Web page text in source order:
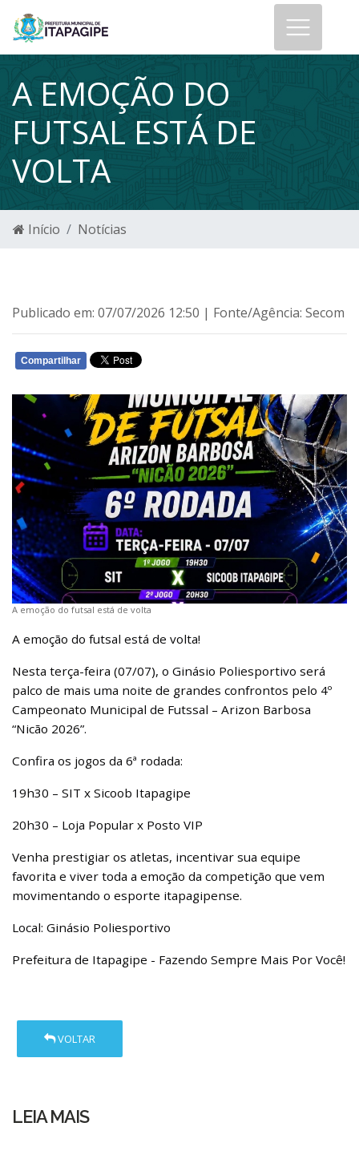
A EMOÇÃO DO
FUTSAL ESTÁ DE
VOLTA
Início Notícias
Publicado em: 07/07/2026 12:50 | Fonte/Agência: Secom
Compartilhar
A emoção do futsal está de volta
A emoção do futsal está de volta!
Nesta terça-feira (07/07), o Ginásio Poliesportivo será
palco de mais uma noite de grandes confrontos pelo 4º
Campeonato Municipal de Futssal – Arizon Barbosa
“Nicão 2026”.
Confira os jogos da 6ª rodada:
19h30 – SIT x Sicoob Itapagipe
20h30 – Loja Popular x Posto VIP
Venha prestigiar os atletas, incentivar sua equipe
favorita e viver toda a emoção da competição que vem
movimentando o esporte itapagipense.
Local: Ginásio Poliesportivo
Prefeitura de Itapagipe - Fazendo Sempre Mais Por Você!
VOLTAR
LEIA MAIS